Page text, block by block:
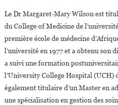
Le Dr Margaret-Mary Wilson est
du College of Medicine de
première école de médecine
l’université en 1977 et a obtenu son
a suivi une formation
l’University College Hospital (UCH)
également titulaire d’un Master en
une spécialisation en gestion des